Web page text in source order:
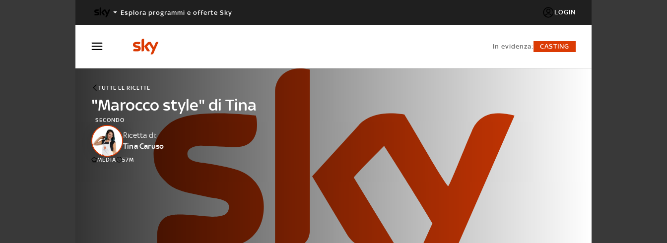
Esplora programmi e offerte Sky LOGIN
in evidenza: CASTING
TUTTE LE RICETTE
"Marocco style" di Tina
SECONDO
Ricetta di:
Tina Caruso
MEDIA 57M